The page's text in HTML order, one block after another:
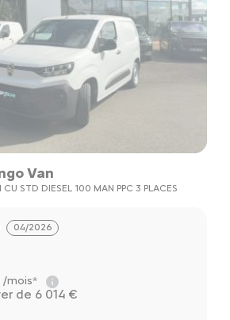
Van
CU STD DIESEL 100 MAN PPC 3 PLACES
04/2026
/mois*
de 6 014 €